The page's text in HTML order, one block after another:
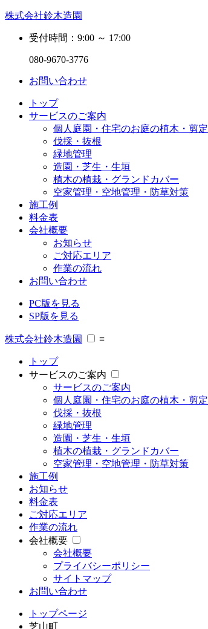
株式会社鈴木造園
受付時間：9:00 ～ 17:00
080-9670-3776
お問い合わせ
トップ
サービスのご案内
個人庭園・住宅のお庭の植木・剪定
伐採・抜根
緑地管理
造園・芝生・生垣
植木の植栽・グランドカバー
空家管理・空地管理・防草対策
施工例
料金表
会社概要
お知らせ
ご対応エリア
作業の流れ
お問い合わせ
PC版を見る
SP版を見る
株式会社鈴木造園 ≡
トップ
サービスのご案内
サービスのご案内
個人庭園・住宅のお庭の植木・剪定
伐採・抜根
緑地管理
造園・芝生・生垣
植木の植栽・グランドカバー
空家管理・空地管理・防草対策
施工例
お知らせ
料金表
ご対応エリア
作業の流れ
会社概要
会社概要
プライバシーポリシー
サイトマップ
お問い合わせ
トップページ
芝山町